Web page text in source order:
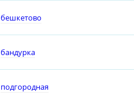
бешкетово
бандурка
подгородная